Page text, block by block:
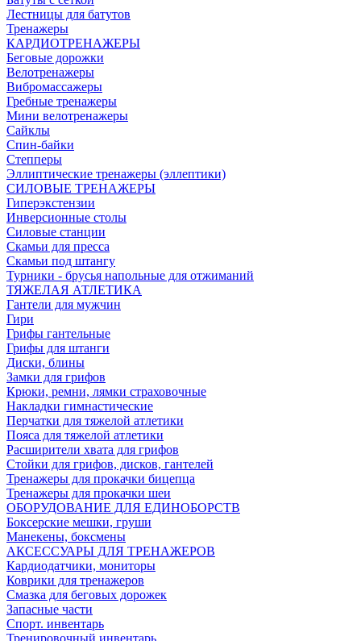
Лестницы для батутов
Тренажеры
КАРДИОТРЕНАЖЕРЫ
Беговые дорожки
Велотренажеры
Вибромассажеры
Гребные тренажеры
Мини велотренажеры
Сайклы
Спин-байки
Степперы
Эллиптические тренажеры (эллептики)
СИЛОВЫЕ ТРЕНАЖЕРЫ
Гиперэкстензии
Инверсионные столы
Силовые станции
Скамьи для пресса
Скамьи под штангу
Турники - брусья напольные для отжиманий
ТЯЖЕЛАЯ АТЛЕТИКА
Гантели для мужчин
Гири
Грифы гантельные
Грифы для штанги
Диски, блины
Замки для грифов
Крюки, ремни, лямки страховочные
Накладки гимнастические
Перчатки для тяжелой атлетики
Пояса для тяжелой атлетики
Расширители хвата для грифов
Стойки для грифов, дисков, гантелей
Тренажеры для прокачки бицепца
Тренажеры для прокачки шеи
ОБОРУДОВАНИЕ ДЛЯ ЕДИНОБОРСТВ
Боксерские мешки, груши
Манекены, боксмены
АКСЕССУАРЫ ДЛЯ ТРЕНАЖЕРОВ
Кардиодатчики, мониторы
Коврики для тренажеров
Смазка для беговых дорожек
Запасные части
Спорт. инвентарь
Тренировочный инвентарь